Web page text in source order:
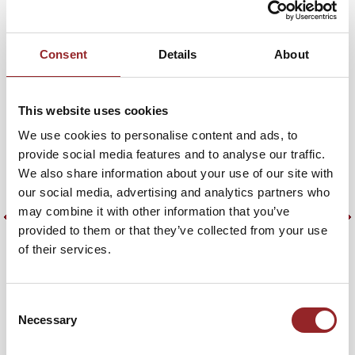
Consent Details About
This website uses cookies
We use cookies to personalise content and ads, to
provide social media features and to analyse our traffic.
We also share information about your use of our site with
our social media, advertising and analytics partners who
may combine it with other information that you’ve
provided to them or that they’ve collected from your use
of their services.
Selection
Necessary
Unternehmer und 5 Sterne Redner Samir Ayoub nimmt
sein Publikum mit auf eine faszinierende Reise in die Welt
beleuchtet die entscheidenden Aspekte, die eine
Arbeitsumgebung nicht nur effizient, sondern auch
menschlich machen: Sinn und Sinnstiftung, Organisation,
Technologie und Raum.
Zum Vortrag